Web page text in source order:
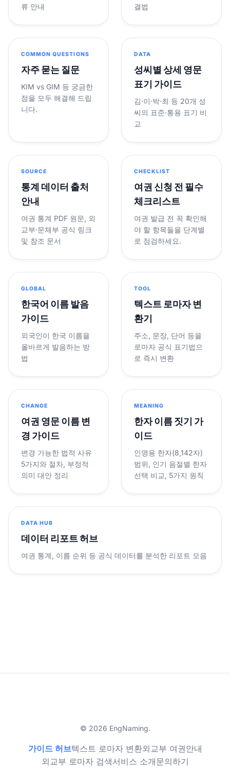
류 안내
결법
COMMON QUESTIONS
자주 묻는 질문
KIM vs GIM 등 궁금한
점을 모두 해결해 드립
니다.
DATA
성씨별 상세 영문
표기 가이드
김·이·박·최 등 20개 성
씨의 표준·통용 표기 비
교
SOURCE
통계 데이터 출처
안내
여권 통계 PDF 원문, 외
교부·문체부 공식 링크
및 참조 문서
CHECKLIST
여권 신청 전 필수
체크리스트
여권 발급 전 꼭 확인해
야 할 항목들을 단계별
로 점검하세요.
GLOBAL
한국어 이름 발음
가이드
외국인이 한국 이름을
올바르게 발음하는 방
법
TOOL
텍스트 로마자 변
환기
주소, 문장, 단어 등을
로마자 공식 표기법으
로 즉시 변환
CHANGE
여권 영문 이름 변
경 가이드
변경 가능한 법적 사유
5가지와 절차, 부정적
의미 대안 정리
MEANING
한자 이름 짓기 가
이드
인명용 한자(8,142자)
범위, 인기 음절별 한자
선택 비교, 5가지 원칙
DATA HUB
데이터 리포트 허브
여권 통계, 이름 순위 등 공식 데이터를 분석한 리포트 모음
© 2026 EngNaming.
가이드 허브텍스트 로마자 변환외교부 여권안내
외교부 로마자 검색서비스 소개문의하기